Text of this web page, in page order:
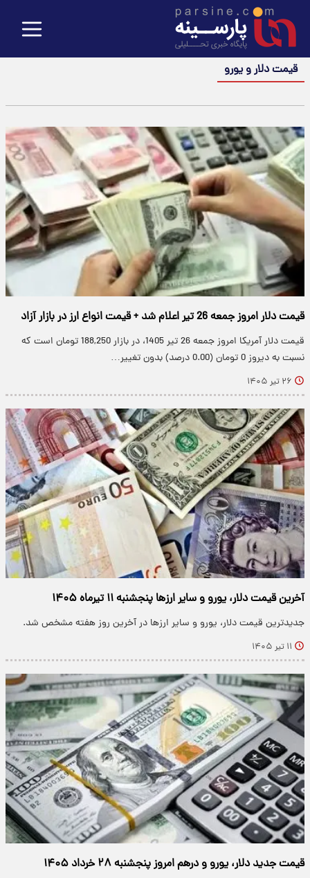
قیمت دلار و یورو
قیمت دلار امروز جمعه 26 تیر اعلام شد + قیمت انواع ارز در بازار آزاد
قیمت دلار آمریکا امروز جمعه 26 تیر 1405، در بازار 188,250 تومان است که
نسبت به دیروز 0 تومان (0.00 درصد) بدون تغییر…
۲۶ تیر ۱۴۰۵
آخرین قیمت دلار، یورو و سایر ارزها پنجشنبه ۱۱ تیرماه ۱۴۰۵
جدیدترین قیمت دلار، یورو و سایر ارزها در آخرین روز هفته مشخص شد.
۱۱ تیر ۱۴۰۵
قیمت جدید دلار، یورو و درهم امروز پنجشنبه ۲۸ خرداد ۱۴۰۵